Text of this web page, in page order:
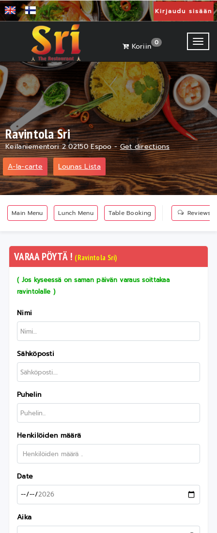
Kirjaudu sisään
Koriin0
Ravintola Sri
Keilaniementori 2 02150 Espoo -Get directions
A-la-carte
Lounas Lista
Main Menu Lunch Menu Table Booking Reviews
VARAA PÖYTÄ ! (Ravintola Sri)
( Jos kyseessä on saman päivän varaus soittakaa
ravintolalle )
Nimi
Sähköposti
Puhelin
Henkilöiden määrä
Date
Aika